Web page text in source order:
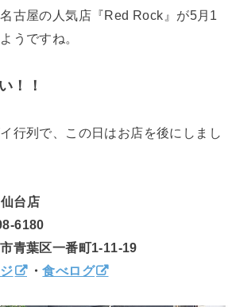
古屋の人気店『Red Rock』が5月1
うですね。
！！
行列で、この日はお店を後にしまし
台店
6180
青葉区一番町1-11-19
・食べログ